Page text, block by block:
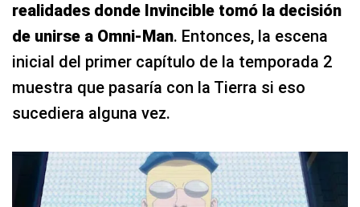
realidades donde Invincible tomó la decisión
de unirse a Omni-Man. Entonces, la escena
inicial del primer capítulo de la temporada 2
muestra que pasaría con la Tierra si eso
sucediera alguna vez.